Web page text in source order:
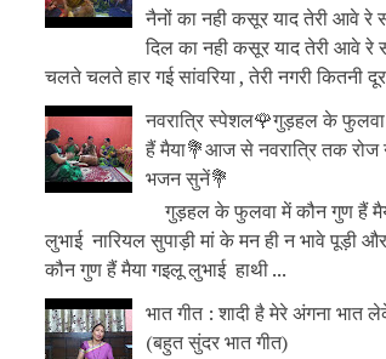
नैनों का नही कसूर याद तेरी आवे रे
दिल का नही कसूर याद तेरी आवे रे
चलते चलते हार गई सांवरिया , तेरी नगरी कितनी
नवरात्रि स्पेशल🌹गुड़हल के
हैं मैया💐आज से नवरात्रि तक
भजन सुनें💐
गुड़हल के फुलवा में कौन गुण हैं
लुभाई नारियल सुपाड़ी मां के मन ही न भावे पूड़ी
कौन गुण हैं मैया गइलू लुभाई हाथी ...
भात गीत : शादी है मेरे अंगना भात
(बहुत सुंदर भात गीत)